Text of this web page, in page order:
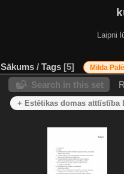
Laipni
Sākums / Tags 5 Milda
Search in this set
+ Estētikas domas atttīstība